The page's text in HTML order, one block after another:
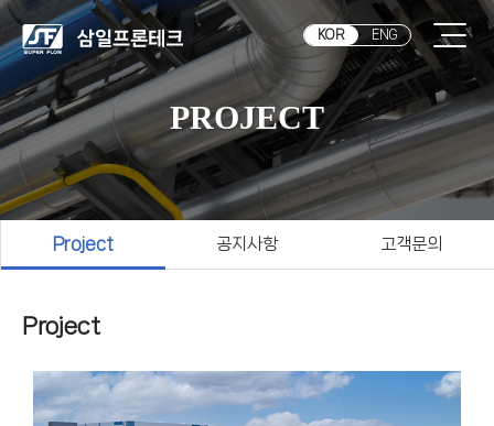
KOR ENG
PROJECT
Project 공지사항 고객문의
Project